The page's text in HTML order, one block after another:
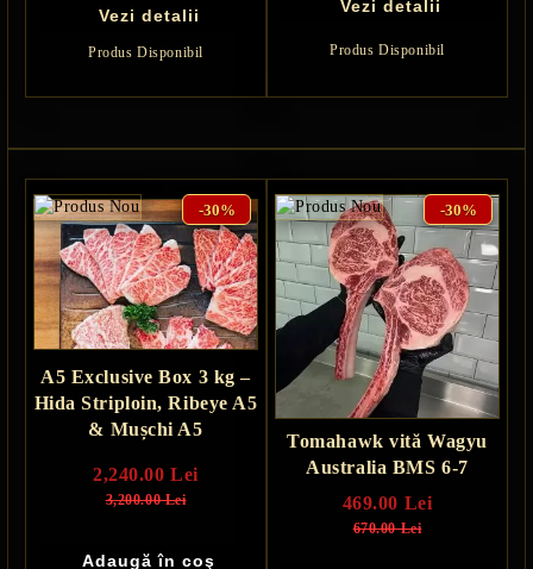
Vezi detalii
Produs Disponibil
Vezi detalii
Produs Disponibil
A5 Exclusive Box 3 kg –
Hida Striploin, Ribeye A5
& Mușchi A5
-30%
2,240.00 Lei
3,200.00 Lei
Tomahawk vită Wagyu
Australia BMS 6-7
-30%
469.00 Lei
670.00 Lei